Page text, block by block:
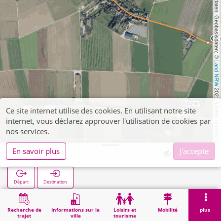
, Kartendaten, Geobasisdaten: ©
Land NRW
2021, Lizenz
dl-de/by-2-0
Recherche de
trajet
Informations sur la
ville
Loisirs et
tourisme
Mobilité plus
Genhof
Départ Destination
Démarrage Genhof
Ce site internet utilise des cookies. En utilisant notre site
internet, vous déclarez approuver l'utilisation de cookies par
nos services.
En savoir plus
J'accepte